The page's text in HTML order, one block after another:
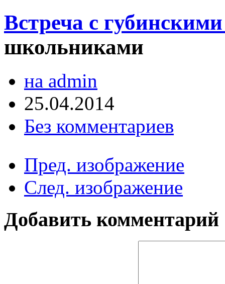
Встреча с
школьниками
на admin
25.04.2014
Без комментариев
Пред. изображение
След. изображение
Добавить комментарий